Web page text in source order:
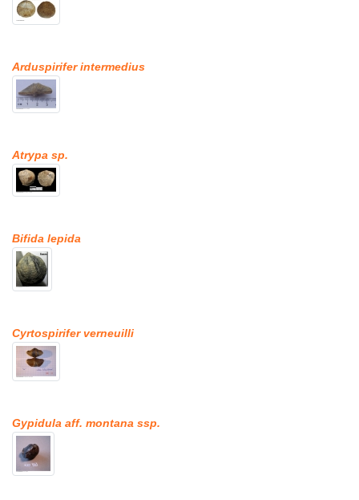
Arduspirifer intermedius
Atrypa sp.
Bifida lepida
Cyrtospirifer verneuilli
Gypidula aff. montana ssp.